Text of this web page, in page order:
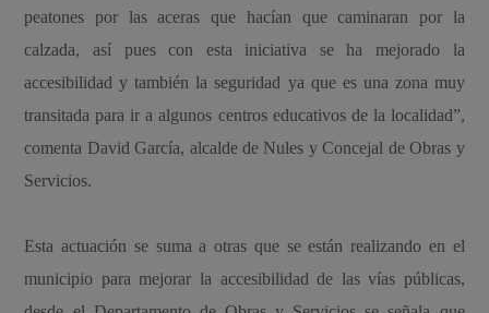
peatones por las aceras que hacían que caminaran por la
calzada, así pues con esta iniciativa se ha mejorado la
accesibilidad y también la seguridad ya que es una zona muy
transitada para ir a algunos centros educativos de la localidad”,
comenta David García, alcalde de Nules y Concejal de Obras y
Servicios.
Esta actuación se suma a otras que se están realizando en el
municipio para mejorar la accesibilidad de las vías públicas,